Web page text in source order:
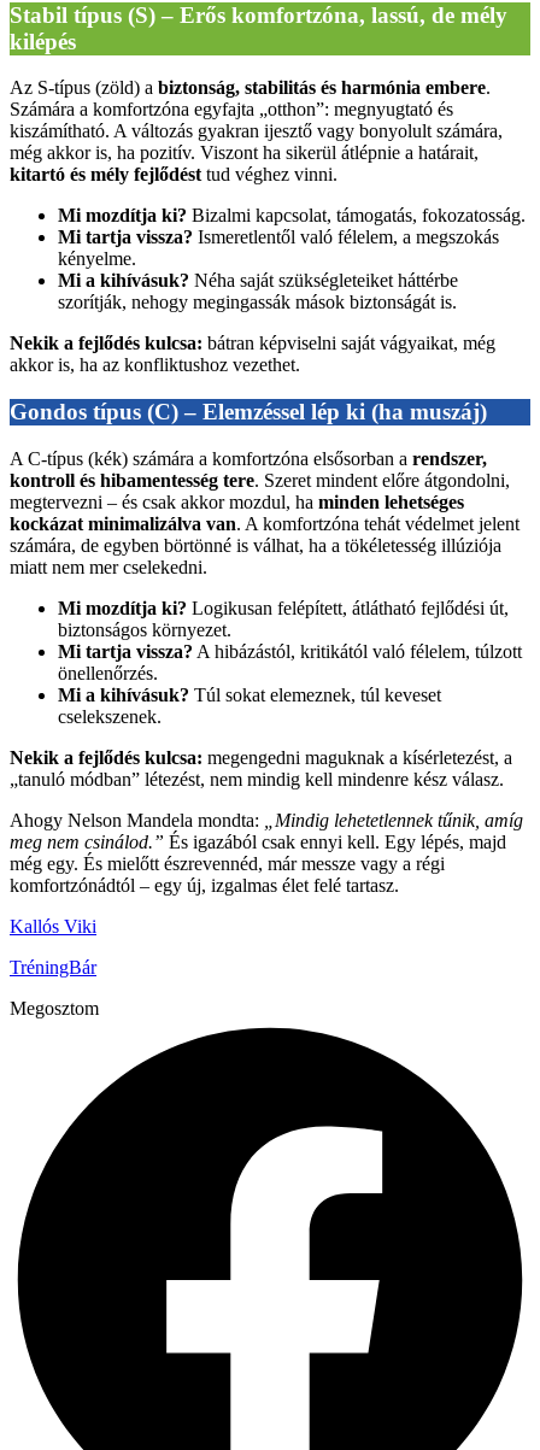
Stabil típus (S) – Erős komfortzóna, lassú, de mély
kilépés
Az S-típus (zöld) a biztonság, stabilitás és harmónia embere.
Számára a komfortzóna egyfajta „otthon”: megnyugtató és
kiszámítható. A változás gyakran ijesztő vagy bonyolult számára,
még akkor is, ha pozitív. Viszont ha sikerül átlépnie a határait,
kitartó és mély fejlődést tud véghez vinni.
Mi mozdítja ki? Bizalmi kapcsolat, támogatás, fokozatosság.
Mi tartja vissza? Ismeretlentől való félelem, a megszokás
kényelme.
Mi a kihívásuk? Néha saját szükségleteiket háttérbe
szorítják, nehogy megingassák mások biztonságát is.
Nekik a fejlődés kulcsa: bátran képviselni saját vágyaikat, még
akkor is, ha az konfliktushoz vezethet.
Gondos típus (C) – Elemzéssel lép ki (ha muszáj)
A C-típus (kék) számára a komfortzóna elsősorban a rendszer,
kontroll és hibamentesség tere. Szeret mindent előre átgondolni,
megtervezni – és csak akkor mozdul, ha minden lehetséges
kockázat minimalizálva van. A komfortzóna tehát védelmet jelent
számára, de egyben börtönné is válhat, ha a tökéletesség illúziója
miatt nem mer cselekedni.
Mi mozdítja ki? Logikusan felépített, átlátható fejlődési út,
biztonságos környezet.
Mi tartja vissza? A hibázástól, kritikától való félelem, túlzott
önellenőrzés.
Mi a kihívásuk? Túl sokat elemeznek, túl keveset
cselekszenek.
Nekik a fejlődés kulcsa: megengedni maguknak a kísérletezést, a
„tanuló módban” létezést, nem mindig kell mindenre kész válasz.
Ahogy Nelson Mandela mondta:
„Mindig lehetetlennek tűnik, amíg
meg nem csinálod.” És igazából csak ennyi kell. Egy lépés, majd
még egy. És mielőtt észrevennéd, már messze vagy a régi
komfortzónádtól – egy új, izgalmas élet felé tartasz.
Kallós Viki
TréningBár
Megosztom